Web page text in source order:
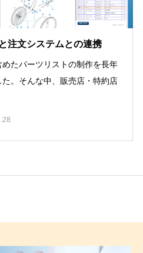
注文システムとの連携
たパーツリストの制作を長年
。そんな中、販売店・特約店